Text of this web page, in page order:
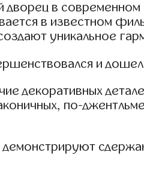
в современном
в известном
уникальное
и
декоративных
по-